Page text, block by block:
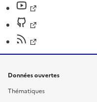
Données ouvertes
Thématiques